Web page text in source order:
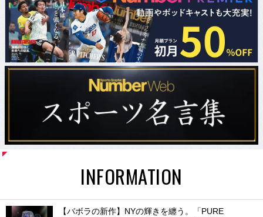
INFORMATION
【バボラの新作】NYの輝きを纏う。「PURE